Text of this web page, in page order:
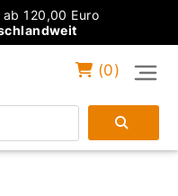
ab 120,00 Euro
Einloggen
(0)